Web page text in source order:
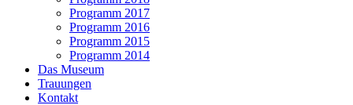
Programm 2017
Programm 2016
Programm 2015
Programm 2014
Das Museum
Trauungen
Kontakt